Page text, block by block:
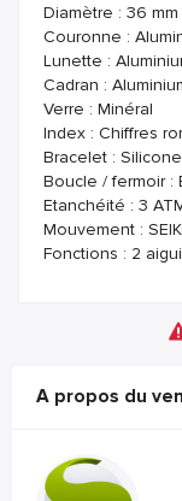
Diamètre : 36 mm
Couronne :
Lunette :
Cadran :
Verre : Minéral
Index : Chiffres
Bracelet :
Boucle / fermoir :
Etanchéité : 3
Mouvement :
Fonctions : 2
A propos du